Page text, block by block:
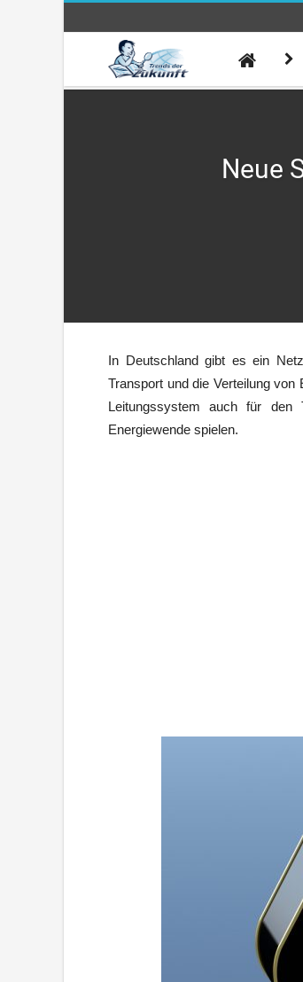
Neue
In Deutschland gibt es ein
Transport und die Verteilung
Leitungssystem auch für
Energiewende spielen.